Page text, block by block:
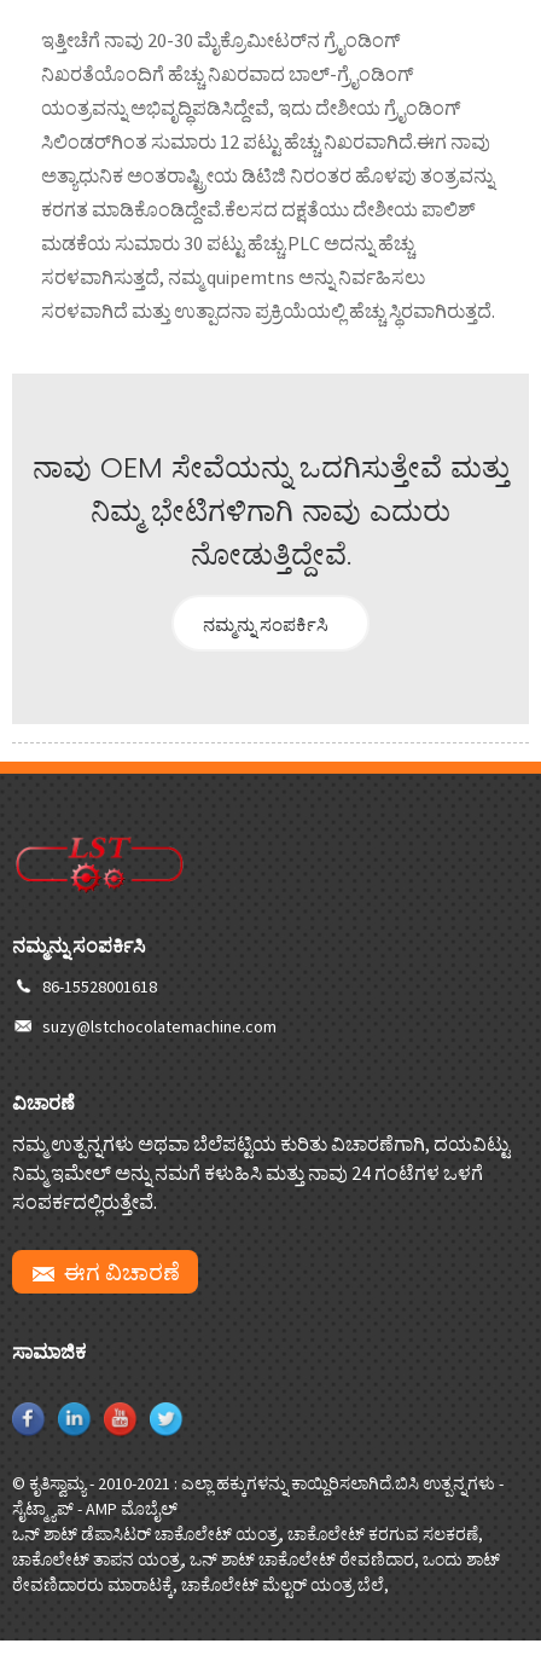
ಇತ್ತೀಚೆಗೆ ನಾವು 20-30 ಮೈಕ್ರೊಮೀಟರ್‌ನ ಗ್ರೈಂಡಿಂಗ್
ನಿಖರತೆಯೊಂದಿಗೆ ಹೆಚ್ಚು ನಿಖರವಾದ ಬಾಲ್-ಗ್ರೈಂಡಿಂಗ್
ಯಂತ್ರವನ್ನು ಅಭಿವೃದ್ಧಿಪಡಿಸಿದ್ದೇವೆ, ಇದು ದೇಶೀಯ ಗ್ರೈಂಡಿಂಗ್
ಸಿಲಿಂಡರ್‌ಗಿಂತ ಸುಮಾರು 12 ಪಟ್ಟು ಹೆಚ್ಚು ನಿಖರವಾಗಿದೆ.ಈಗ ನಾವು
ಅತ್ಯಾಧುನಿಕ ಅಂತರಾಷ್ಟ್ರೀಯ ಡಿಟಿಜಿ ನಿರಂತರ ಹೊಳಪು ತಂತ್ರವನ್ನು
ಕರಗತ ಮಾಡಿಕೊಂಡಿದ್ದೇವೆ.ಕೆಲಸದ ದಕ್ಷತೆಯು ದೇಶೀಯ ಪಾಲಿಶ್
ಮಡಕೆಯ ಸುಮಾರು 30 ಪಟ್ಟು ಹೆಚ್ಚು.PLC ಅದನ್ನು ಹೆಚ್ಚು
ಸರಳವಾಗಿಸುತ್ತದೆ, ನಮ್ಮ quipemtns ಅನ್ನು ನಿರ್ವಹಿಸಲು
ಸರಳವಾಗಿದೆ ಮತ್ತು ಉತ್ಪಾದನಾ ಪ್ರಕ್ರಿಯೆಯಲ್ಲಿ ಹೆಚ್ಚು ಸ್ಥಿರವಾಗಿರುತ್ತದೆ.
ನಾವು OEM ಸೇವೆಯನ್ನು ಒದಗಿಸುತ್ತೇವೆ ಮತ್ತು
ನಿಮ್ಮ ಭೇಟಿಗಳಿಗಾಗಿ ನಾವು ಎದುರು
ನೋಡುತ್ತಿದ್ದೇವೆ.
ನಮ್ಮನ್ನು ಸಂಪರ್ಕಿಸಿ
ನಮ್ಮನ್ನು ಸಂಪರ್ಕಿಸಿ
86-15528001618
suzy@lstchocolatemachine.com
ವಿಚಾರಣೆ
ನಮ್ಮ ಉತ್ಪನ್ನಗಳು ಅಥವಾ ಬೆಲೆಪಟ್ಟಿಯ ಕುರಿತು ವಿಚಾರಣೆಗಾಗಿ, ದಯವಿಟ್ಟು
ನಿಮ್ಮ ಇಮೇಲ್ ಅನ್ನು ನಮಗೆ ಕಳುಹಿಸಿ ಮತ್ತು ನಾವು 24 ಗಂಟೆಗಳ ಒಳಗೆ
ಸಂಪರ್ಕದಲ್ಲಿರುತ್ತೇವೆ.
ಈಗ ವಿಚಾರಣೆ
ಸಾಮಾಜಿಕ
© ಕೃತಿಸ್ವಾಮ್ಯ - 2010-2021 : ಎಲ್ಲಾ ಹಕ್ಕುಗಳನ್ನು ಕಾಯ್ದಿರಿಸಲಾಗಿದೆ.ಬಿಸಿ ಉತ್ಪನ್ನಗಳು -
ಸೈಟ್ಮ್ಯಾಪ್-AMP ಮೊಬೈಲ್
ಒನ್ ಶಾಟ್ ಡೆಪಾಸಿಟರ್ ಚಾಕೊಲೇಟ್ ಯಂತ್ರ, ಚಾಕೊಲೇಟ್ ಕರಗುವ ಸಲಕರಣೆ,
ಚಾಕೊಲೇಟ್ ತಾಪನ ಯಂತ್ರ, ಒನ್ ಶಾಟ್ ಚಾಕೊಲೇಟ್ ಠೇವಣಿದಾರ, ಒಂದು ಶಾಟ್
ಠೇವಣಿದಾರರು ಮಾರಾಟಕ್ಕೆ, ಚಾಕೊಲೇಟ್ ಮೆಲ್ಟರ್ ಯಂತ್ರ ಬೆಲೆ,